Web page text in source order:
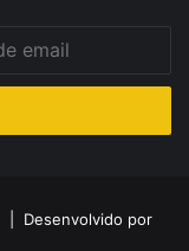
| Desenvolvido por